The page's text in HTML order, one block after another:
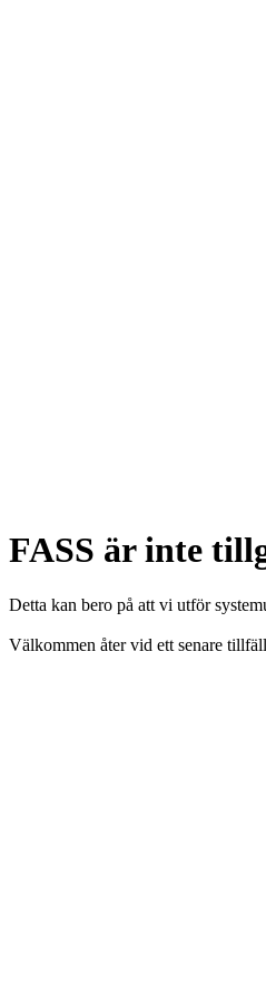
FASS är inte
Detta kan bero på att vi utför
Välkommen åter vid ett senare